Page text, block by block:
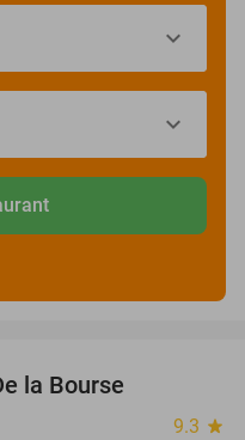
la Bourse
9.3 star